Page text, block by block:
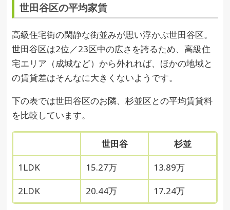
世田谷区の平均家賃
高級住宅街の閑静な街並みが思い浮かぶ世田谷区。
世田谷区は2位／23区中の広さを誇るため、高級住
宅エリア（成城など）から外れれば、ほかの地域と
の賃貸差はそんなに大きくないようです。
下の表では世田谷区のお隣、杉並区との平均賃貸料
を比較しています。
世田谷
杉並
1LDK
15.27万
13.89万
2LDK
20.44万 17.24万